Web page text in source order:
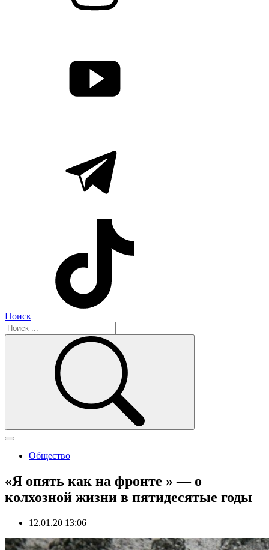
Поиск
Общество
«Я опять как на фронте » — о
колхозной жизни в пятидесятые годы
12.01.20 13:06